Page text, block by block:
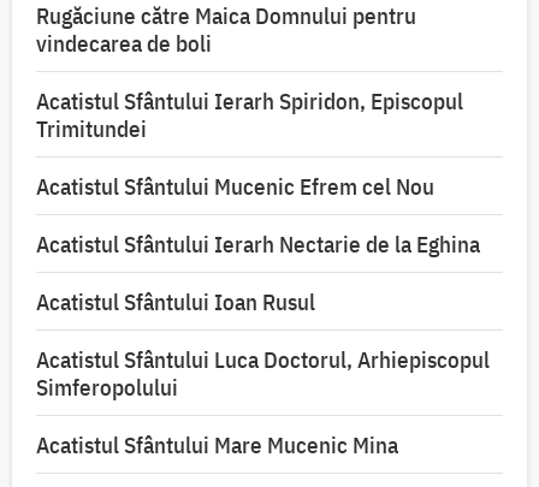
Rugăciune către Maica Domnului pentru
vindecarea de boli
Acatistul Sfântului Ierarh Spiridon, Episcopul
Trimitundei
Acatistul Sfântului Mucenic Efrem cel Nou
Acatistul Sfântului Ierarh Nectarie de la Eghina
Acatistul Sfântului Ioan Rusul
Acatistul Sfântului Luca Doctorul, Arhiepiscopul
Simferopolului
Acatistul Sfântului Mare Mucenic Mina